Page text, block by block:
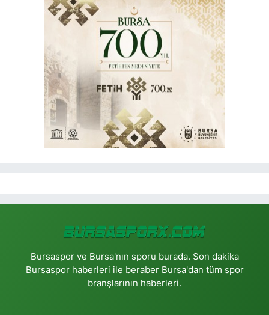
Bursaspor ve Bursa'nın sporu burada. Son dakika
Bursaspor haberleri ile beraber Bursa'dan tüm spor
branşlarının haberleri.